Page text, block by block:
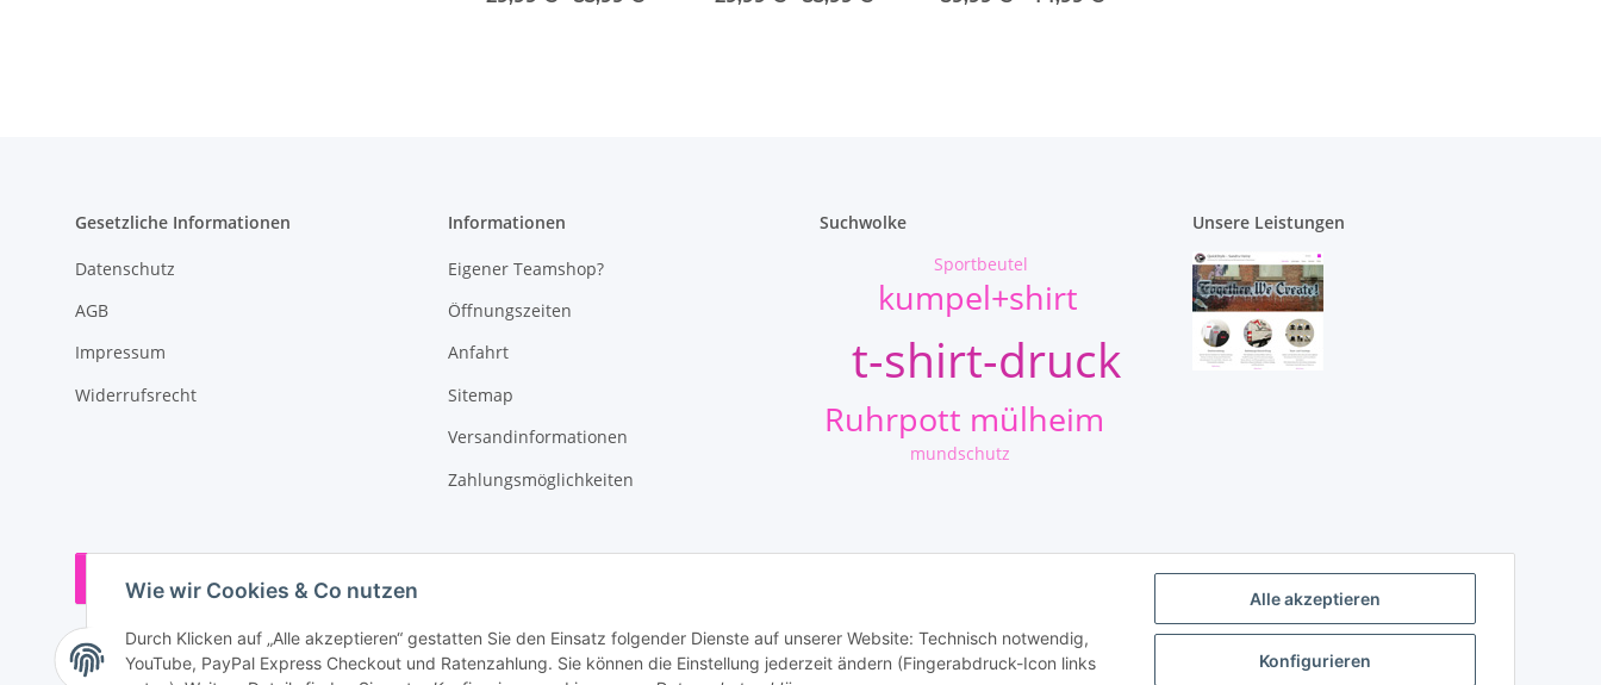
Alle akzeptieren
Konfigurieren
Wie wir Cookies & Co nutzen
Durch Klicken auf „Alle akzeptieren“ gestatten Sie den Einsatz folgender Dienste auf unserer Website: Technisch notwendig,
YouTube, PayPal Express Checkout und Ratenzahlung. Sie können die Einstellung jederzeit ändern (Fingerabdruck-Icon links
Gesetzliche Informationen
Datenschutz
AGB
Impressum
Widerrufsrecht
Informationen
Eigener Teamshop?
Öffnungszeiten
Anfahrt
Sitemap
Versandinformationen
Zahlungsmöglichkeiten
Suchwolke
t-shirt-druck
kumpel+shirt
Ruhrpott mülheim
mundschutz
Sportbeutel
Unsere Leistungen
Vertrag widerrufen